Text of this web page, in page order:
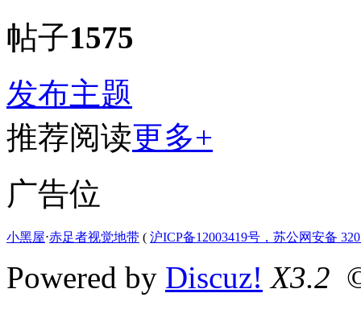
帖子1575
发布主题
推荐阅读更多+
广告位
小黑屋⋅赤足者视觉地带 ( 沪ICP备12003419号，苏公网安备
Powered by Discuz! X3.2